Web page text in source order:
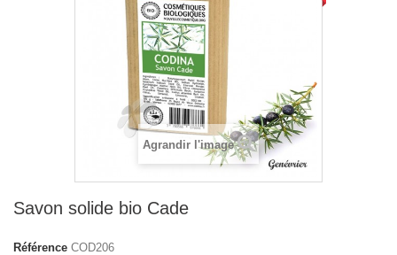
Agrandir l'image
Savon solide bio Cade
Référence COD206